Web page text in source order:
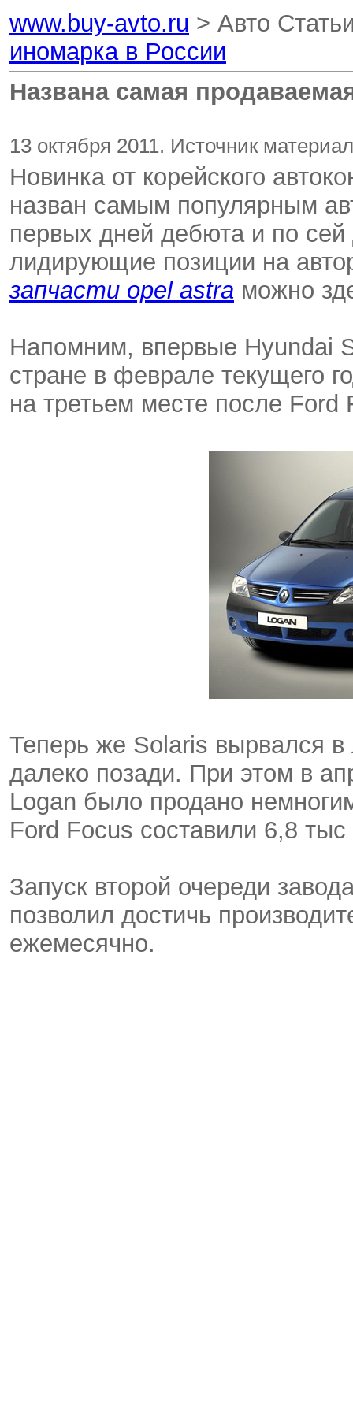
www.buy-avto.ru > Авто
иномарка в России
Названа самая
13 октября 2011. Источник
Новинка от корейского
назван самым популярным
первых дней дебюта и по
лидирующие позиции на
запчасти opel astra можно
Напомним, впервые Hyundai
стране в феврале текущего
на третьем месте после
Теперь же Solaris вырвался в
далеко позади. При этом в
Logan было продано
Ford Focus составили 6,8 тыс
Запуск второй очереди
позволил достичь
ежемесячно.